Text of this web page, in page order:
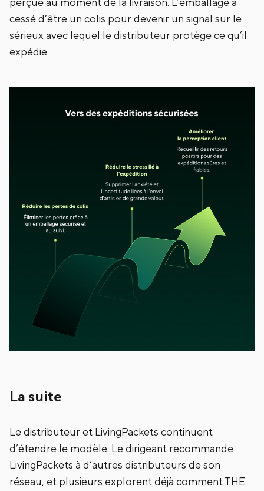
cessé d’être un colis pour devenir un signal sur le
sérieux avec lequel le distributeur protège ce qu’il
expédie.
La suite
Le distributeur et LivingPackets continuent
d’étendre le modèle. Le dirigeant recommande
LivingPackets à d’autres distributeurs de son
réseau, et plusieurs explorent déjà comment THE